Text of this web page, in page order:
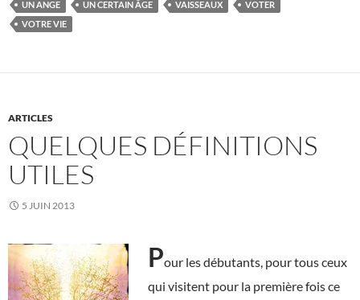
UN ANGE
UN CERTAIN ÂGE VAISSEAUX
VOTER
VOTRE VIE
ARTICLES
QUELQUES DÉFINITIONS
UTILES
5 JUIN 2013
Pour les débutants, pour tous ceux
qui visitent pour la première fois ce